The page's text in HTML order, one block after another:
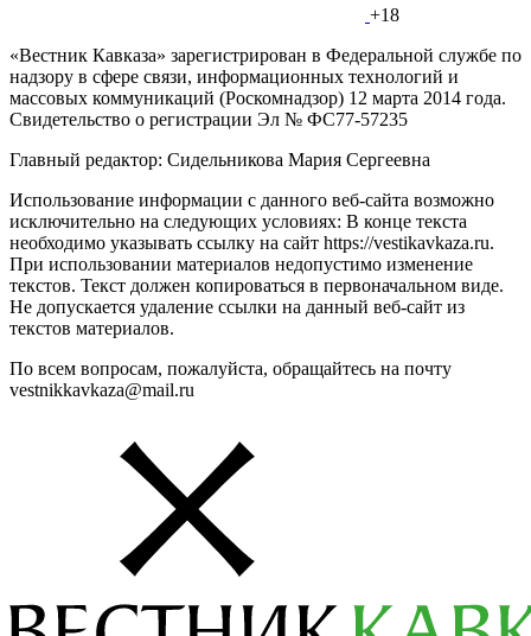
+18
«Вестник Кавказа» зарегистрирован в Федеральной службе по
надзору в сфере связи, информационных технологий и
массовых коммуникаций (Роскомнадзор) 12 марта 2014 года.
Свидетельство о регистрации Эл № ФС77-57235
Главный редактор: Сидельникова Мария Сергеевна
Использование информации с данного веб-сайта возможно
исключительно на следующих условиях: В конце текста
необходимо указывать ссылку на сайт https://vestikavkaza.ru.
При использовании материалов недопустимо изменение
текстов. Текст должен копироваться в первоначальном виде.
Не допускается удаление ссылки на данный веб-сайт из
текстов материалов.
По всем вопросам, пожалуйста, обращайтесь на почту
vestnikkavkaza@mail.ru